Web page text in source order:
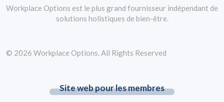
Workplace Options est le plus grand fournisseur indépendant de
solutions holistiques de bien-être.
Site web pour les membres
© 2026 Workplace Options. All Rights Reserved